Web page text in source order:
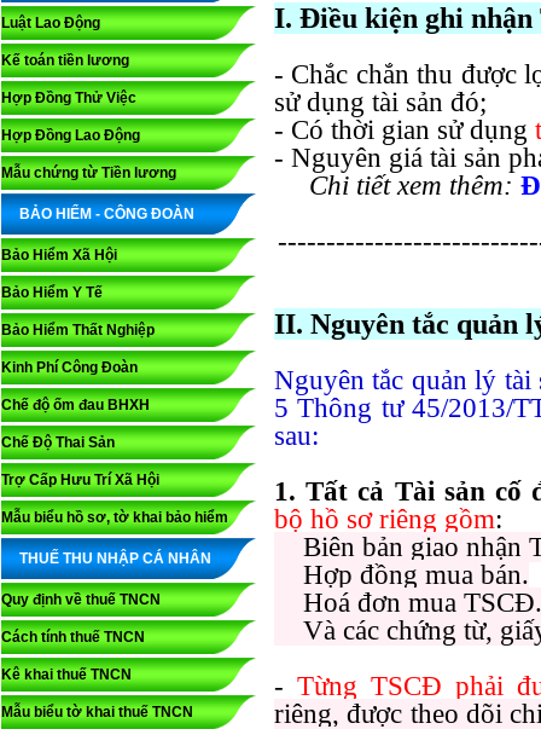
Luật Lao Động
Kế toán tiền lương
Hợp Đồng Thử Việc
Hợp Đồng Lao Động
Mẫu chứng từ Tiền lương
BẢO HIỂM - CÔNG ĐOÀN
Bảo Hiểm Xã Hội
Bảo Hiểm Y Tế
Bảo Hiểm Thất Nghiệp
Kinh Phí Công Đoàn
Chế độ ốm đau BHXH
Chế Độ Thai Sản
Trợ Cấp Hưu Trí Xã Hội
Mẫu biểu hồ sơ, tờ khai bảo hiểm
THUẾ THU NHẬP CÁ NHÂN
Quy định về thuế TNCN
Cách tính thuế TNCN
Kê khai thuế TNCN
Mẫu biểu tờ khai thuế TNCN
I. Điều kiện ghi nhận
- Chắc chắn thu được
sử dụng tài sản đó;
- Có thời gian sử dụng
- Nguyên giá tài sản
Chi tiết xem thêm:
II. Nguyên tắc quản
Nguyên tắc quản lý
5 Thông tư 45/2013/
sau:
1. Tất cả Tài sản cố
bộ hồ sơ riêng gồm:
Biên bản giao nhận
Hợp đồng mua bán.
Hoá đơn mua TSCĐ.
Và các chứng từ,
-Từng TSCĐ phải
riêng, được theo dõi